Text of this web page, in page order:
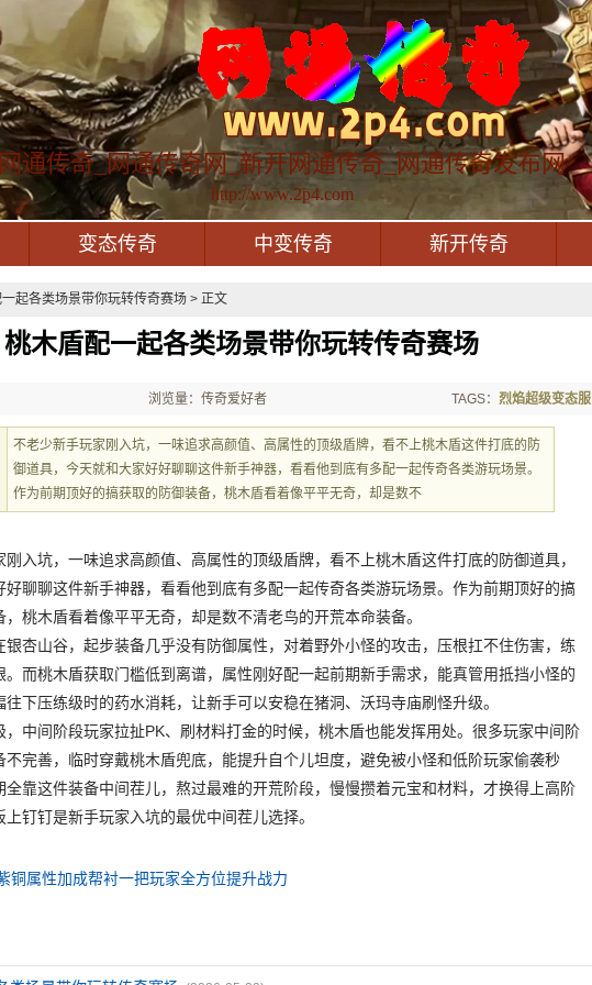
通传奇_网通传奇网_新开网通传奇_网通传奇发布网
http://www.2p4.com
变态传奇 中变传奇 新开传奇
起各类场景带你玩转传奇赛场 > 正文
桃木盾配一起各类场景带你玩转传奇赛场
浏览量：传奇爱好者 TAGS：烈焰超级变态服
不老少新手玩家刚入坑，一味追求高颜值、高属性的顶级盾牌，看不上桃木盾这件打底的防
御道具，今天就和大家好好聊聊这件新手神器，看看他到底有多配一起传奇各类游玩场景。
作为前期顶好的搞获取的防御装备，桃木盾看着像平平无奇，却是数不
刚入坑，一味追求高颜值、高属性的顶级盾牌，看不上桃木盾这件打底的防御道具，
好聊聊这件新手神器，看看他到底有多配一起传奇各类游玩场景。作为前期顶好的搞
，桃木盾看着像平平无奇，却是数不清老鸟的开荒本命装备。
银杏山谷，起步装备几乎没有防御属性，对着野外小怪的攻击，压根扛不住伤害，练
。而桃木盾获取门槛低到离谱，属性刚好配一起前期新手需求，能真管用抵挡小怪的
往下压练级时的药水消耗，让新手可以安稳在猪洞、沃玛寺庙刷怪升级。
，中间阶段玩家拉扯PK、刷材料打金的时候，桃木盾也能发挥用处。很多玩家中间阶
不完善，临时穿戴桃木盾兜底，能提升自个儿坦度，避免被小怪和低阶玩家偷袭秒
全靠这件装备中间茬儿，熬过最难的开荒阶段，慢慢攒着元宝和材料，才换得上高阶
上钉钉是新手玩家入坑的最优中间茬儿选择。
铜属性加成帮衬一把玩家全方位提升战力